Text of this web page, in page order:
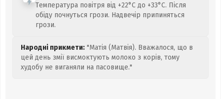
Температура повітря від +22°C до +33°C. Після
обіду почнуться грози. Надвечір припиняться
грози.
Народні прикмети: "Матія (Матвія). Вважалося, що в
цей день змії висмоктують молоко з корів, тому
худобу не виганяли на пасовище."